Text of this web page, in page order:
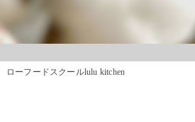
ーフードスクールlulu kitchen